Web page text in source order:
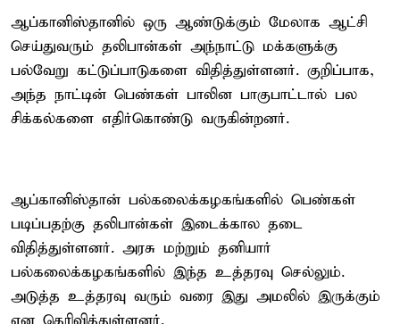
ஆப்கானிஸ்தானில் ஒரு ஆண்டுக்கும் மேலாக ஆட்சி
செய்துவரும் தலிபான்கள் அந்நாட்டு மக்களுக்கு
பல்வேறு கட்டுப்பாடுகளை விதித்துள்ளனர். குறிப்பாக,
அந்த நாட்டின் பெண்கள் பாலின பாகுபாட்டால் பல
சிக்கல்களை எதிர்கொண்டு வருகின்றனர்.
ஆப்கானிஸ்தான் பல்கலைக்கழகங்களில் பெண்கள்
படிப்பதற்கு தலிபான்கள் இடைக்கால தடை
விதித்துள்ளனர். அரசு மற்றும் தனியார்
பல்கலைக்கழகங்களில் இந்த உத்தரவு செல்லும்.
அடுத்த உத்தரவு வரும் வரை இது அமலில் இருக்கும்